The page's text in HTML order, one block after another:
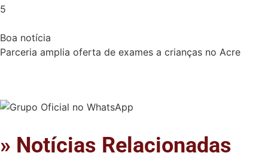
5
Boa notícia
Parceria amplia oferta de exames a crianças no Acre
» Notícias Relacionadas